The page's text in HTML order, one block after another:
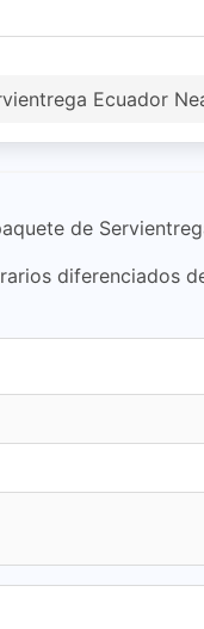
Ecuador
de
diferenciados